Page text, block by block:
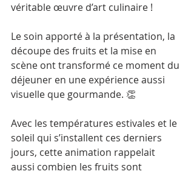
véritable œuvre d’art culinaire !
Le soin apporté à la présentation, la
découpe des fruits et la mise en
scène ont transformé ce moment du
déjeuner en une expérience aussi
visuelle que gourmande. 👏
Avec les températures estivales et le
soleil qui s’installent ces derniers
jours, cette animation rappelait
aussi combien les fruits sont